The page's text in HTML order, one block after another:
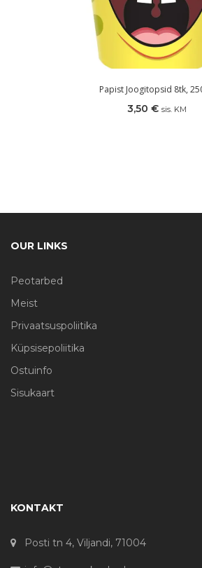
Papist Joogitopsid 8tk,
3,50 € sis. KM
OUR LINKS
Peotarbed
Meist
Privaatsuspoliitika
Küpsisepoliitika
Ostuinfo
Sisukaart
KONTAKT
Posti tn 4, Viljandi, 71004